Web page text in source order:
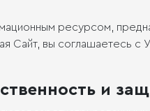
ресурсом,
Сайт, вы соглашаетесь с
и